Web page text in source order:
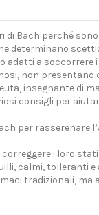
di Bach perché
determinano
adatti a
non presentano
insegnante di
consigli per
per rasserenare
i loro
calmi, tolleranti
tradizionali,